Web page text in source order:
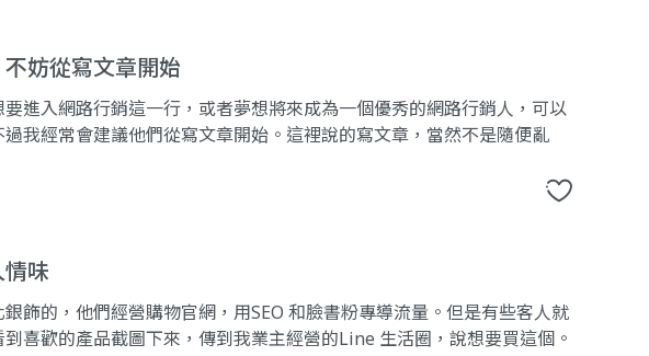
妨從寫文章開始
進入網路行銷這一行，或者夢想將來成為一個優秀的網路行銷人，可以
我經常會建議他們從寫文章開始。這裡說的寫文章，當然不是隨便亂
味
飾的，他們經營購物官網，用SEO 和臉書粉專導流量。但是有些客人就
喜歡的產品截圖下來，傳到我業主經營的Line 生活圈，說想要買這個。